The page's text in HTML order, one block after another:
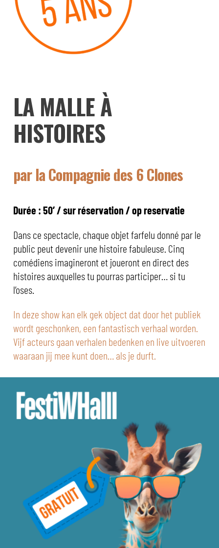
LA MALLE À
HISTOIRES
par la Compagnie des 6 Clones
Durée : 50’ / sur réservation / op reservatie
Dans ce spectacle, chaque objet farfelu donné par le
public peut devenir une histoire fabuleuse. Cinq
comédiens imagineront et joueront en direct des
histoires auxquelles tu pourras participer… si tu
l’oses.
In deze show kan elk gek object dat door het publiek
wordt geschonken, een fantastisch verhaal worden.
Vijf acteurs gaan verhalen bedenken en live uitvoeren
waaraan jij mee kunt doen… als je durft.